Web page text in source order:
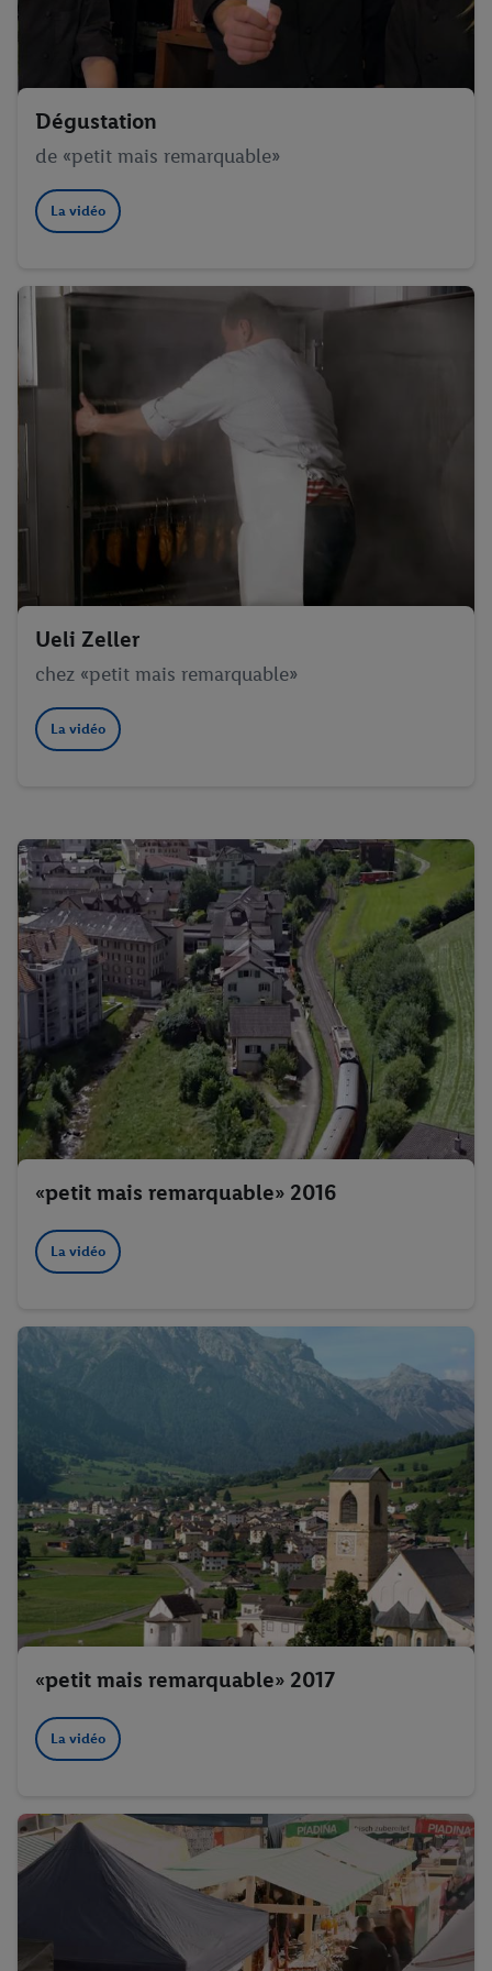
Dégustation
de «petit mais remarquable»
La vidéo
Ueli Zeller
chez «petit mais remarquable»
La vidéo
«petit mais remarquable» 2016
La vidéo
«petit mais remarquable» 2017
La vidéo